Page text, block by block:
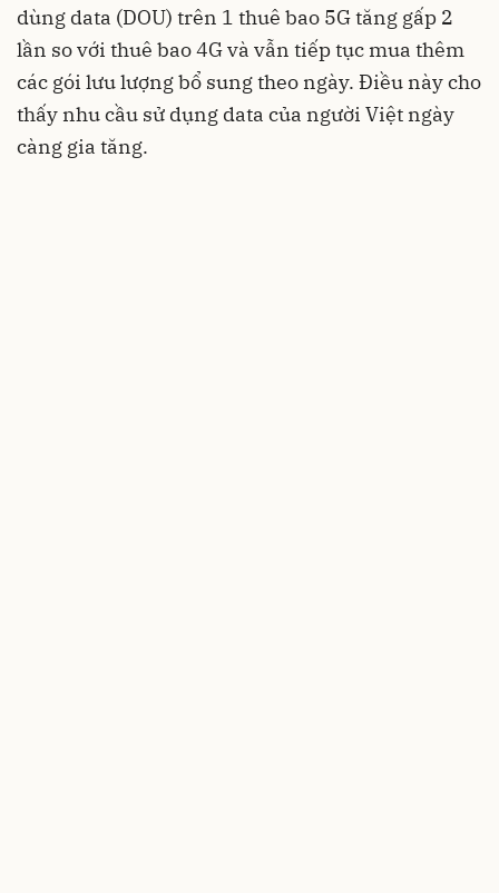
dùng data (DOU) trên 1 thuê bao 5G tăng gấp 2
lần so với thuê bao 4G và vẫn tiếp tục mua thêm
các gói lưu lượng bổ sung theo ngày. Điều này cho
thấy nhu cầu sử dụng data của người Việt ngày
càng gia tăng.